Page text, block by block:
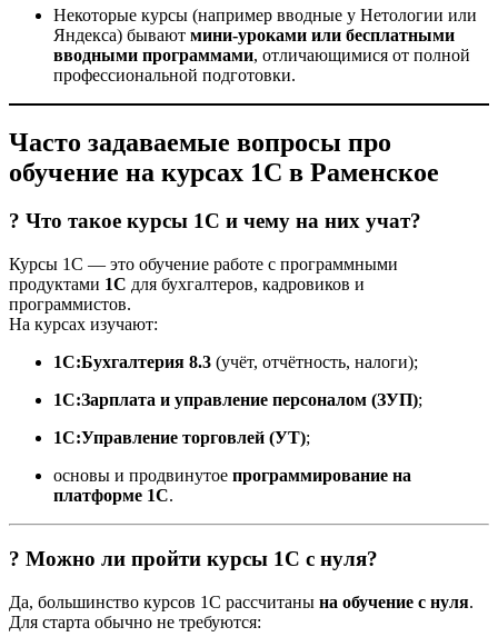
Некоторые курсы (например вводные у Нетологии или
Яндекса) бывают мини-уроками или бесплатными
вводными программами, отличающимися от полной
профессиональной подготовки.
Часто задаваемые вопросы про
обучение на курсах 1С в Раменское
? Что такое курсы 1С и чему на них учат?
Курсы 1С — это обучение работе с программными
продуктами 1С для бухгалтеров, кадровиков и
программистов.
На курсах изучают:
1С:Бухгалтерия 8.3 (учёт, отчётность, налоги);
1С:Зарплата и управление персоналом (ЗУП);
1С:Управление торговлей (УТ);
основы и продвинутое программирование на
платформе 1С.
? Можно ли пройти курсы 1С с нуля?
Да, большинство курсов 1С рассчитаны на обучение с нуля.
Для старта обычно не требуются: